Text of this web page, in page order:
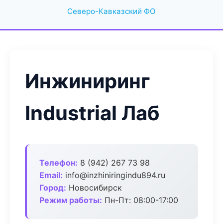
Северо-Кавказский ФО
Инжиниринг
Industrial Лаб
Телефон: 8 (942) 267 73 98
Email: info@inzhiniringindu894.ru
Город: Новосибирск
Режим работы: Пн-Пт: 08:00-17:00